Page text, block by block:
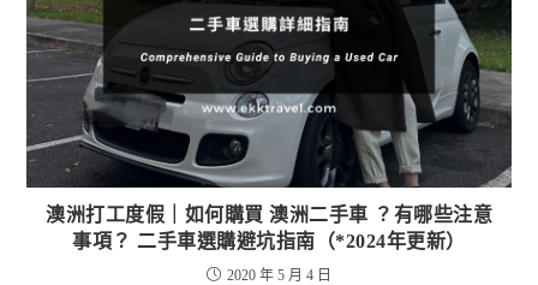
澳洲打工度假｜如何購買 澳洲二手車 ？有哪些注意
事項？ 二手車選購避坑指南（*2024年更新）
2020 年 5 月 4 日